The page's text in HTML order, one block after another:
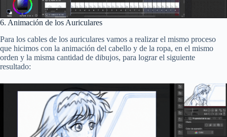
6. Animación de los Auriculares
Para los cables de los auriculares vamos a realizar el mismo proceso
que hicimos con la animación del cabello y de la ropa, en el mismo
orden y la misma cantidad de dibujos, para lograr el siguiente
resultado: